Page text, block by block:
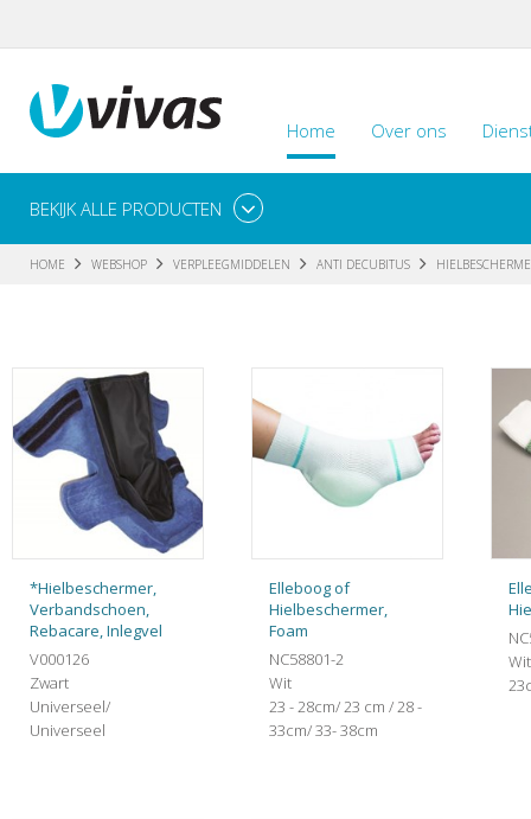
Home Over ons
BEKIJK ALLE PRODUCTEN
HOME WEBSHOP VERPLEEGMIDDELEN ANTI DECUBITUS
*Hielbeschermer,
Verbandschoen,
Rebacare, Inlegvel
V000126
Zwart
Universeel/
Universeel
Elleboog of
Hielbeschermer,
Foam
NC58801-2
Wit
23 - 28cm/ 23 cm / 28 -
33cm/ 33- 38cm
Wit